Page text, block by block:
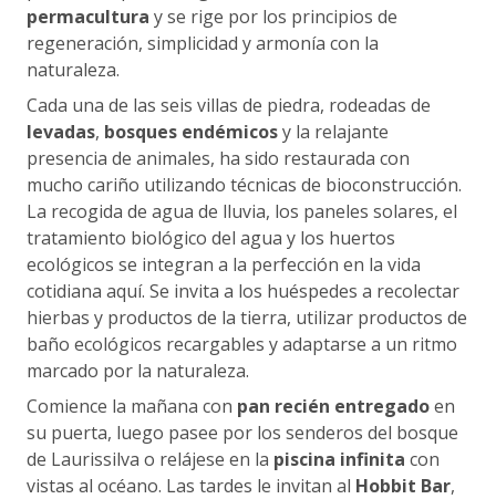
permacultura y se rige por los principios de
regeneración, simplicidad y armonía con la
naturaleza.
Cada una de las seis villas de piedra, rodeadas de
levadas, bosques endémicosy la relajante
presencia de animales, ha sido restaurada con
mucho cariño utilizando técnicas de bioconstrucción.
La recogida de agua de lluvia, los paneles solares, el
tratamiento biológico del agua y los huertos
ecológicos se integran a la perfección en la vida
cotidiana aquí. Se invita a los huéspedes a recolectar
hierbas y productos de la tierra, utilizar productos de
baño ecológicos recargables y adaptarse a un ritmo
marcado por la naturaleza.
Comience la mañana con pan recién entregadoen
su puerta, luego pasee por los senderos del bosque
de Laurissilva o relájese en la piscina infinita con
vistas al océano. Las tardes le invitan al Hobbit Bar,